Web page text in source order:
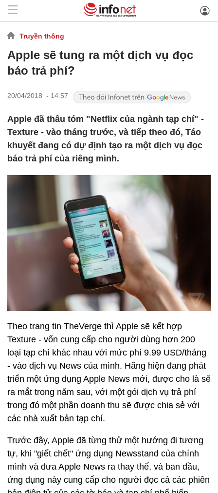
Truyền thông
Apple sẽ tung ra một dịch vụ đọc
báo trả phí?
20/04/2018 - 14:57
Apple đã thâu tóm "Netflix của ngành tạp chí" -
Texture - vào tháng trước, và tiếp theo đó, Táo
khuyết đang có dự định tạo ra một dịch vụ đọc
báo trả phí của riêng mình.
Theo trang tin TheVerge thì Apple sẽ kết hợp
Texture - vốn cung cấp cho người dùng hơn 200
loại tạp chí khác nhau với mức phí 9.99 USD/tháng
- vào dịch vụ News của mình. Hãng hiện đang phát
triển một ứng dụng Apple News mới, được cho là sẽ
ra mắt trong năm sau, với một gói dịch vụ trả phí
trong đó một phần doanh thu sẽ được chia sẻ với
các nhà xuất bản tạp chí.
Trước đây, Apple đã từng thử một hướng đi tương
tự, khi "giết chết" ứng dụng Newsstand của chính
mình và đưa Apple News ra thay thế, và ban đầu,
ứng dụng này cung cấp cho người đọc cả các phiên